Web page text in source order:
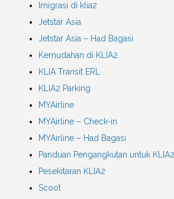
Imigrasi di klia2
Jetstar Asia
Jetstar Asia – Had Bagasi
Kemudahan di KLIA2
KLIA Transit ERL
KLIA2 Parking
MYAirline
MYAirline – Check-in
MYAirline – Had Bagasi
Panduan Pengangkutan untuk KLIA2
Pesekitaran KLIA2
Scoot